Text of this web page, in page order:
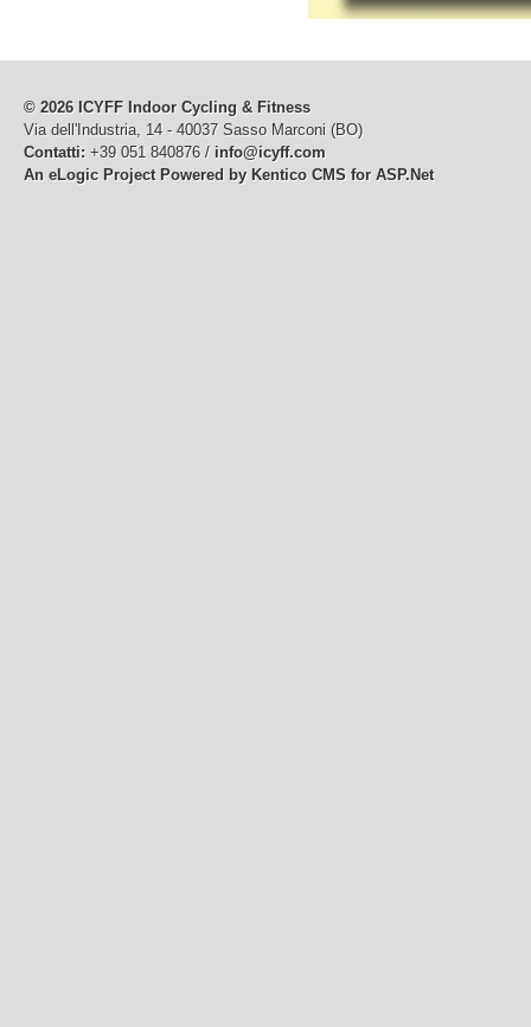
© 2026 ICYFF Indoor Cycling & Fitness
Via dell'Industria, 14 - 40037 Sasso Marconi (BO)
Contatti: +39 051 840876 / info@icyff.com
An eLogic Project Powered by Kentico CMS for ASP.Net